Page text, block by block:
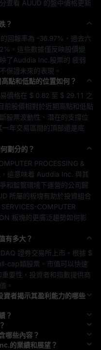
查看 AUUD 的盤中價格更新
？
回報率為 -36.97% ，過去六
。這些數據僅反映股價變
了Auddia Inc. 股票的 疲弱
保證未來的表現。
點和低點的位置如何？
價格在 $ 0.82 至 $ 29.11 之
前股價相對於近期高點和低點
股票波動性、潛在的支撐位
一年交易區間的頂部還是底
劃分的？
PROCESSING &
這意味着 Auddia Inc. 與其
和監管環境下運營的公司歸
所屬的板塊有助於投資組合
SERVICES-COMPUTER
板塊的更廣泛趨勢如何影
有多大？
證券交易所上市。根據 $
cap類股票。市值可以快速
要性，投資者和指數提供商
。
資者揭示其盈利能力的哪些
？
哪些內容？
的業績和展望？